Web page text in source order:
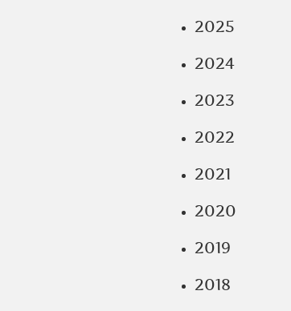
2025
2024
2023
2022
2021
2020
2019
2018